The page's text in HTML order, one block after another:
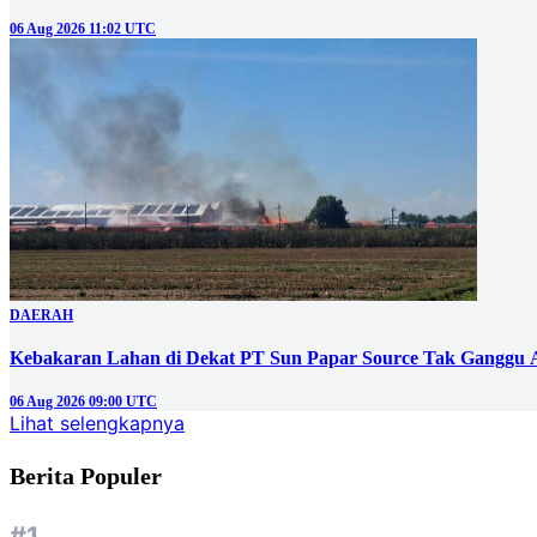
06 Aug 2026 11:02 UTC
DAERAH
Kebakaran Lahan di Dekat PT Sun Papar Source Tak Ganggu
06 Aug 2026 09:00 UTC
Lihat selengkapnya
Berita Populer